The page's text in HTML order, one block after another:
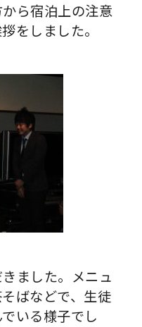
ら宿泊上の注意
をしました。
ました。メニュ
ばなどで、生徒
いる様子でし